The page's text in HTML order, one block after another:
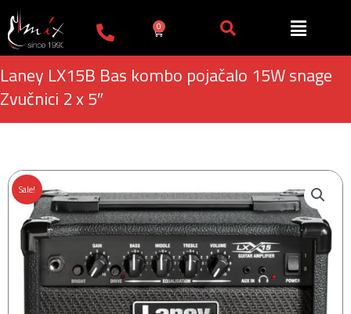
Пређи
на
садржај
0
Cart
Laney LX15B Bas kombo pojačalo 15W snage
Zvučnici 2 x 5″
Sale!